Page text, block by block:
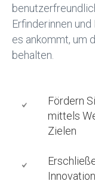
Erfinderinnen
es ankommt, um
behalten.
Fördern
mittels
Zielen